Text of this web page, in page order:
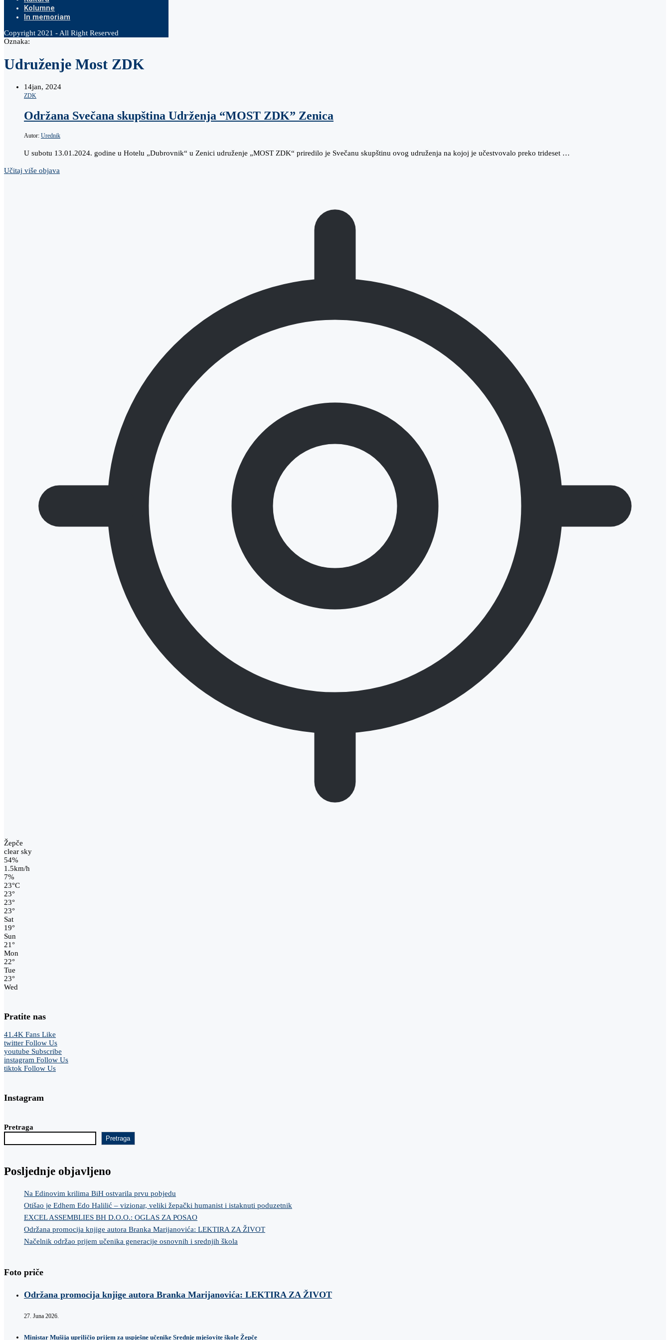
Kolumne
In memoriam
Copyright 2021 - All Right Reserved
Oznaka:
Udruženje Most ZDK
14jan, 2024
ZDK
Održana Svečana skupština Udrženja “MOST ZDK” Zenica
Autor: Urednik
U subotu 13.01.2024. godine u Hotelu „Dubrovnik“ u Zenici udruženje „MOST ZDK“ priredilo je Svečanu skupštinu ovog udruženja na kojoj je učestvovalo preko trideset …
Učitaj više objava
Žepče
clear sky
54%
1.5km/h
7%
23°C
23°
23°
23°
Sat
19°
Sun
21°
Mon
22°
Tue
23°
Wed
Pratite nas
41.4K Fans Like
twitter Follow Us
youtube Subscribe
instagram Follow Us
tiktok Follow Us
Instagram
Pretraga
Pretraga
Posljednje objavljeno
Na Edinovim krilima BiH ostvarila prvu pobjedu
Otišao je Edhem Edo Halilić – vizionar, veliki žepački humanist i istaknuti poduzetnik
EXCEL ASSEMBLIES BH D.O.O.: OGLAS ZA POSAO
Održana promocija knjige autora Branka Marijanovića: LEKTIRA ZA ŽIVOT
Načelnik održao prijem učenika generacije osnovnih i srednjih škola
Foto priče
Održana promocija knjige autora Branka Marijanovića: LEKTIRA ZA ŽIVOT
27. Juna 2026.
Ministar Mušija upriličio prijem za uspješne učenike Srednje mješovite škole Žepče